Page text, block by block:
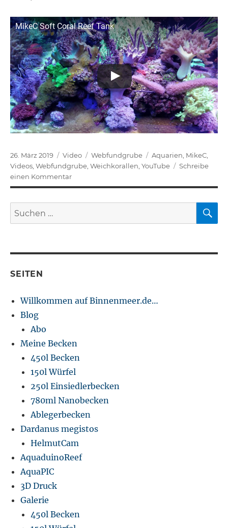
MikeC Soft Coral Reef Tank
Veröffentlicht
am
26. März 2019 Format
Video Kategorien
Webfundgrube Schlagwörter
Aquarien MikeC
Videos ,Webfundgrube ,Weichkorallen ,YouTube
Schreibe
einen Kommentarzu
MikeC
Suchen
nach:
SEITEN
Willkommen auf Binnenmeer.de…
Blog
Abo
Meine Becken
450l Becken
150l Würfel
250l Einsiedlerbecken
780ml Nanobecken
Ablegerbecken
Dardanus megistos
HelmutCam
AquaduinoReef
AquaPIC
3D Druck
Galerie
450l Becken